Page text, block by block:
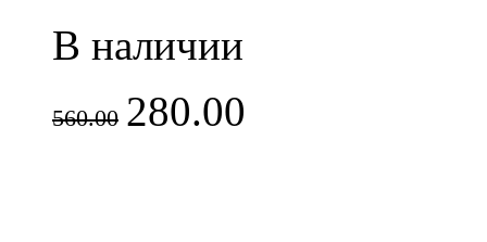
В наличии
560.00 280.00